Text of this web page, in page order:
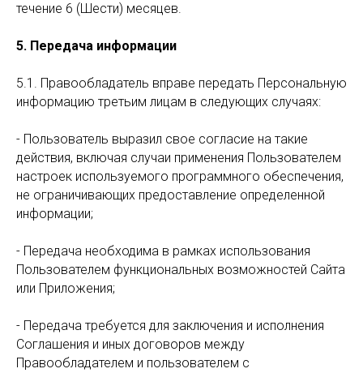
течение 6 (Шести) месяцев.
5. Передача информации
5.1. Правообладатель вправе передать Персональную
информацию третьим лицам в следующих случаях:
- Пользователь выразил свое согласие на такие
действия, включая случаи применения Пользователем
настроек используемого программного обеспечения,
не ограничивающих предоставление определенной
информации;
- Передача необходима в рамках использования
Пользователем функциональных возможностей Сайта
или Приложения;
- Передача требуется для заключения и исполнения
Соглашения и иных договоров между
Правообладателем и пользователем с